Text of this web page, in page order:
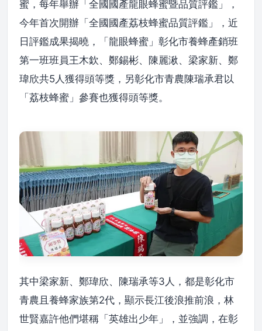
蜜，每年舉辦「全國國產龍眼蜂蜜暨品質評鑑」，
今年首次開辦「全國國產荔枝蜂蜜品質評鑑」，近
日評鑑成果揭曉，「龍眼蜂蜜」彰化市養蜂產銷班
第一班班員王木欽、鄭錫彬、陳麗湫、梁家新、鄭
瑋欣共5人獲得頭等獎，另彰化市青農陳瑞承君以
「荔枝蜂蜜」參賽也獲得頭等獎。
其中梁家新、鄭瑋欣、陳瑞承等3人，都是彰化市
青農且養蜂家族第2代，顯示長江後浪推前浪，林
世賢嘉許他們堪稱「英雄出少年」，並強調，在彰